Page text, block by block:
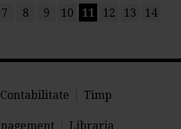
7 8 9 10 11 12 13
14
Contabilitate
Timp
Libraria